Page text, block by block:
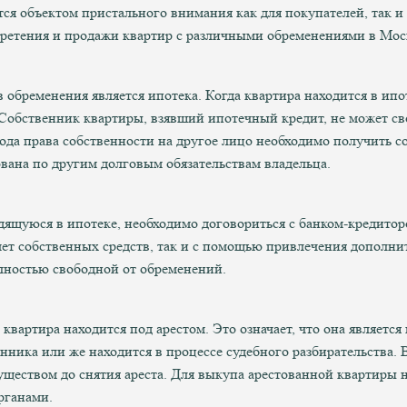
объектом пристального внимания как для покупателей, так
и продажи квартир с различными обременениями в
является ипотека. Когда квартира находится в
квартиры, взявший ипотечный кредит, не может
права собственности на другое лицо необходимо получить
по другим долговым обязательствам владельца.
в ипотеке, необходимо договориться с банком-
собственных средств, так и с помощью привлечения
свободной от обременений.
находится под арестом. Это означает, что она
или же находится в процессе судебного
до снятия ареста. Для выкупа арестованной квартиры